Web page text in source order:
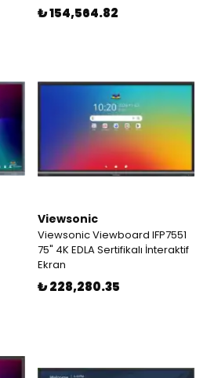
₺ 154,564.82
Viewsonic
Viewsonic Viewboard IFP7551
75" 4K EDLA Sertifikalı İnteraktif
Ekran
₺ 228,280.35